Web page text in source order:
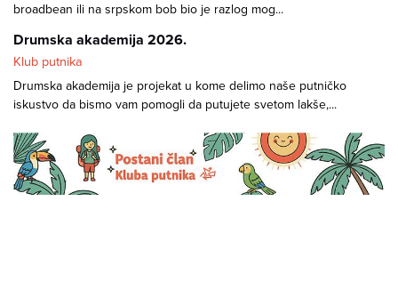
broadbean ili na srpskom bob bio je razlog mog...
Drumska akademija 2026.
Klub putnika
Drumska akademija je projekat u kome delimo naše putničko
iskustvo da bismo vam pomogli da putujete svetom lakše,...